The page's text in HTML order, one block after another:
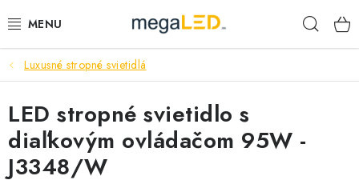
na
PRIEMYSEL
SVIETIDLÁ
ŽIAROVKY A TRUBICE
Luxusné stropné svietidlá
LED stropné svietidlo s
diaľkovým ovládačom 95W -
J3348/W